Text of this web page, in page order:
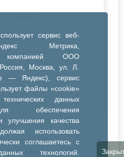
сервис веб-
Метрика,
компанией ООО
Москва, ул. Л.
— Яндекс), сервис
файлы «cookie»
данных
обеспечения
улучшения качества
использовать
соглашаетесь с
технологий.
Синтез
Речник
Водник
Иное
все фильтры